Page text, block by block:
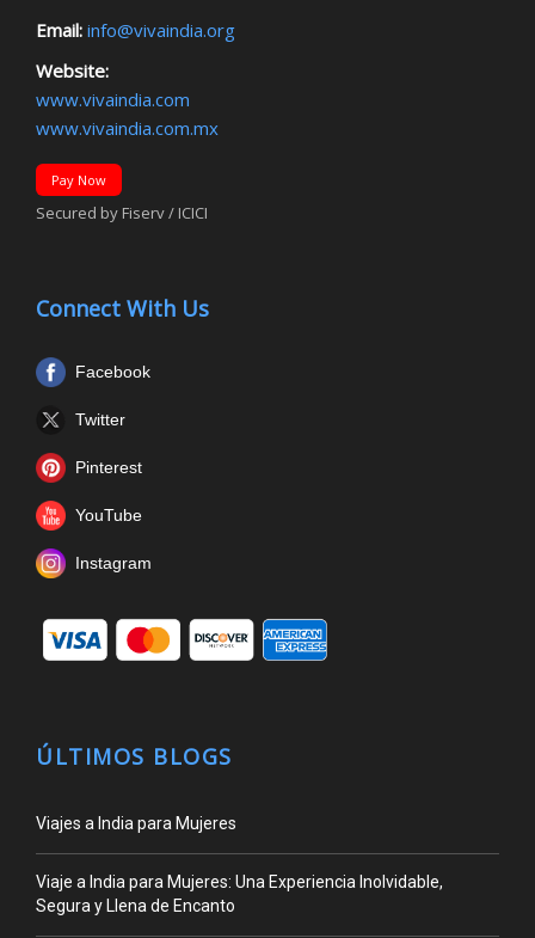
Email: info@vivaindia.org
Website:
www.vivaindia.com
www.vivaindia.com.mx
Pay Now
Secured by Fiserv / ICICI
Connect With Us
Facebook
Twitter
Pinterest
YouTube
Instagram
ÚLTIMOS BLOGS
Viajes a India para Mujeres
Viaje a India para Mujeres: Una Experiencia Inolvidable,
Segura y Llena de Encanto